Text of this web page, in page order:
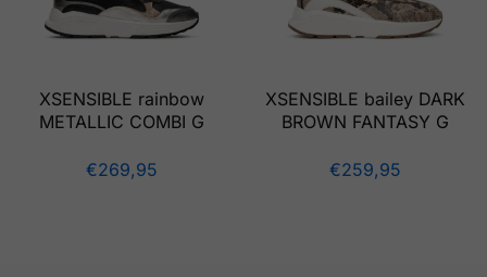
XSENSIBLE rainbow
METALLIC COMBI G
€269,95
XSENSIBLE bailey DARK
BROWN FANTASY G
€259,95